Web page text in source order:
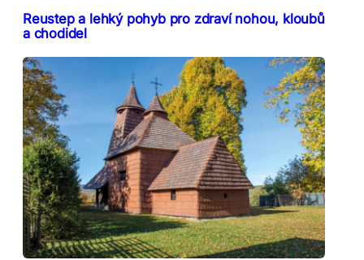
Reustep a lehký pohyb pro zdraví nohou, kloubů
a chodidel